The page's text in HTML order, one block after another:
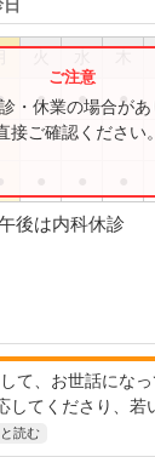
● ● ● ●
・休業の場合が
接ご確認ください。
後は内科休診
て、お世話にな
してくださり、若
読む